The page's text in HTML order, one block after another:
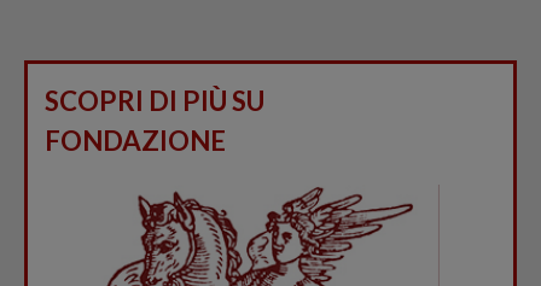
SCOPRI DI PIÙ SU
FONDAZIONE